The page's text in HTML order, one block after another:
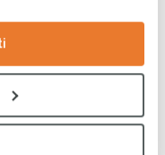
progressi: è tempo
Fame Zero